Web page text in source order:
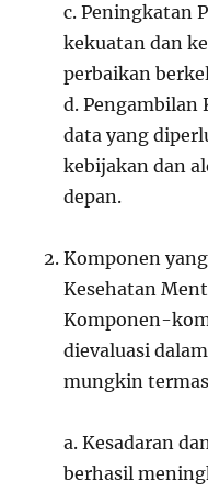
c. Peningkatan
kekuatan dan
perbaikan
d. Pengambilan
data yang
kebijakan dan
depan.
Komponen
Kesehatan
Komponen-
dievaluasi
mungkin
a. Kesadaran
berhasil